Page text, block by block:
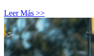
Leer Más >>